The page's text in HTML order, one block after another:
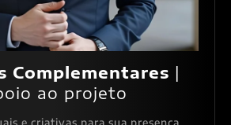
Complementares |
ao projeto
e criativas para sua presença